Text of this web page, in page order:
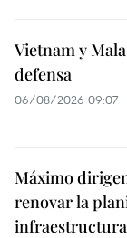
Vietnam y
defensa
06/08/2026 09:07
Máximo
renovar la